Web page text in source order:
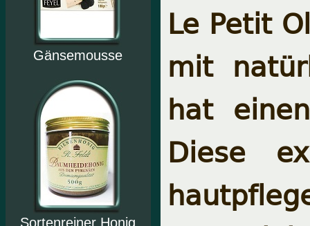
Gänsemousse
Sortenreiner Honig
Le Petit
mit
hat
Diese